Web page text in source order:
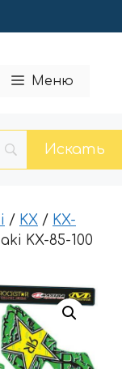
Меню
/ KX / KX-
KX-85-100